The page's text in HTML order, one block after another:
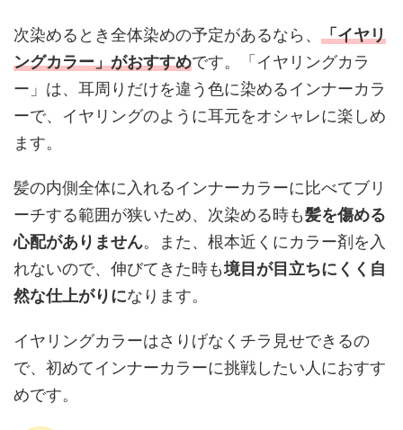
次染めるとき全体染めの予定があるなら、 「イヤリ
ングカラー」がおすすめです。「イヤリングカラ
ー」は、耳周りだけを違う色に染めるインナーカラ
ーで、イヤリングのように耳元をオシャレに楽しめ
ます。
髪の内側全体に入れるインナーカラーに比べてブリ
ーチする範囲が狭いため、次染める時も髪を傷める
心配がありません。また、根本近くにカラー剤を入
れないので、伸びてきた時も境目が目立ちにくく自
然な仕上がりになります。
イヤリングカラーはさりげなくチラ見せできるの
で、初めてインナーカラーに挑戦したい人におすす
めです。